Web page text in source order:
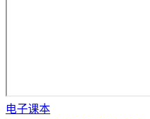
电子课本